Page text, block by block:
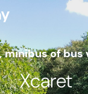
minibus of bus
Xcaret